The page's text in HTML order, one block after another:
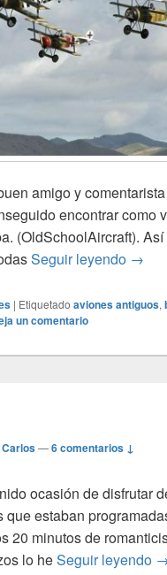
amigo y
encontrar como
(OldSchoolAircraft).
Seguir leyendo →
| Etiquetado aviones antiguos,
un comentario
Carlos—6 comentarios ↓
ocasión de disfrutar
estaban
20 minutos de
lo heSeguir leyendo